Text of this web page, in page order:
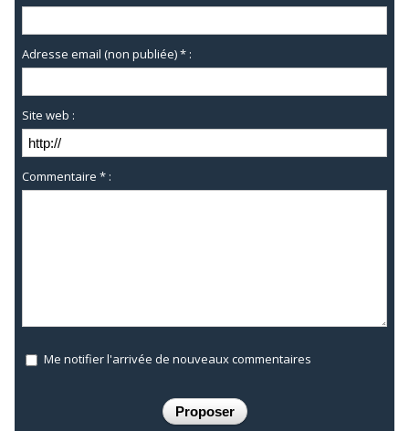
Adresse email (non publiée) * :
Site web :
Commentaire * :
Me notifier l'arrivée de nouveaux commentaires